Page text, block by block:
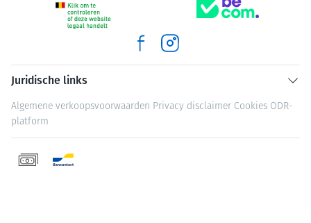
Juridische links
Algemene verkoopsvoorwaarden Privacy disclaimer Cookies ODR-
platform